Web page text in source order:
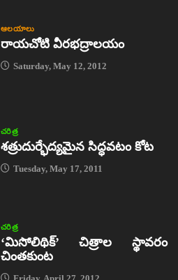
ఆలయాలు
రాయచోటి వీరభద్రాలయం
Saturday, May 12, 2012
చరిత్ర
శత్రుదుర్భేద్యమైన సిద్ధవటం కోట
Tuesday, May 17, 2011
చరిత్ర
‘మిసోలిథిక్‌’ చిత్రాల స్థావరం
చింతకుంట